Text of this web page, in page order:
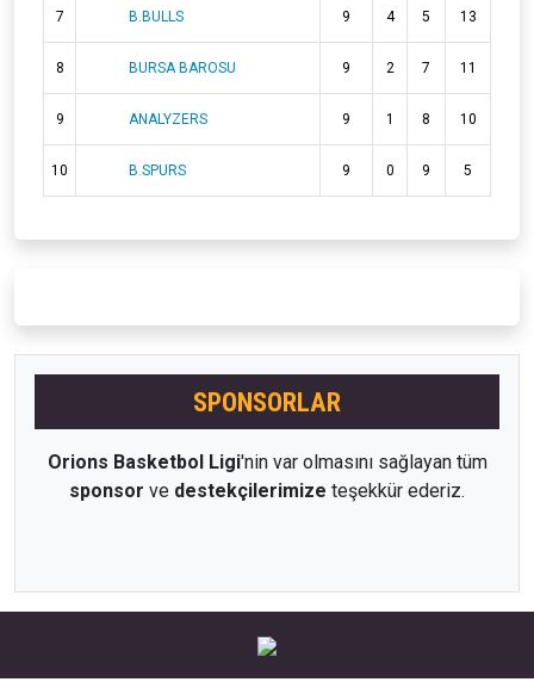
7 B.BULLS 9 4 5 13
8 BURSA BAROSU 9 2 7 11
9 ANALYZERS 9 1 8 10
10 B.SPURS 9 0 9 5
SPONSORLAR
Orions Basketbol Ligi'nin var olmasını sağlayan tüm
sponsor ve destekçilerimize teşekkür ederiz.